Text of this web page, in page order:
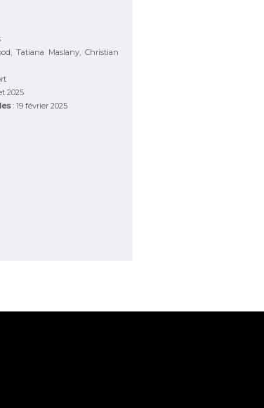
Tatiana Maslany, Christian
2025
: 19 février 2025